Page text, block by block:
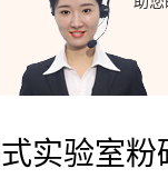
实验室粉